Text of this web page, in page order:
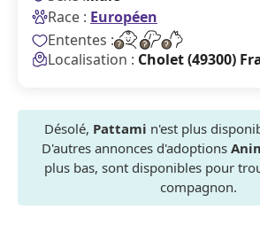
Race : Européen
Ententes :
Localisation : Cholet (49300)
Désolé, Pattami n'est plus
D'autres annonces d'adoptions
plus bas, sont disponibles pour
compagnon.